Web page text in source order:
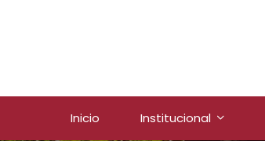
Inicio Institucional